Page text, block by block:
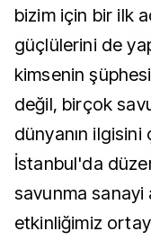
bizim için bir ilk
güçlülerini de
kimsenin
değil, birçok
dünyanın ilgisini
İstanbul'da
savunma sanayi
etkinliğimiz